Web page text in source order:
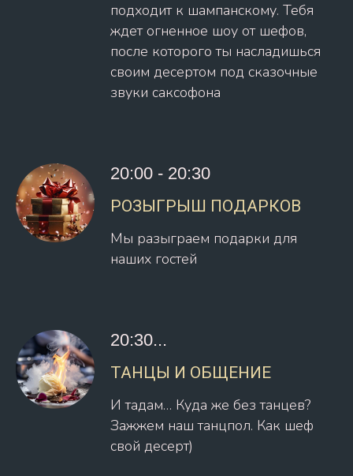
подходит к шампанскому. Тебя
ждет огненное шоу от шефов,
после которого ты насладишься
своим десертом под сказочные
звуки саксофона
20:00 - 20:30
РОЗЫГРЫШ ПОДАРКОВ
Мы разыграем подарки для
наших гостей
20:30...
ТАНЦЫ И ОБЩЕНИЕ
И тадам… Куда же без танцев?
Зажжем наш танцпол. Как шеф
свой десерт)